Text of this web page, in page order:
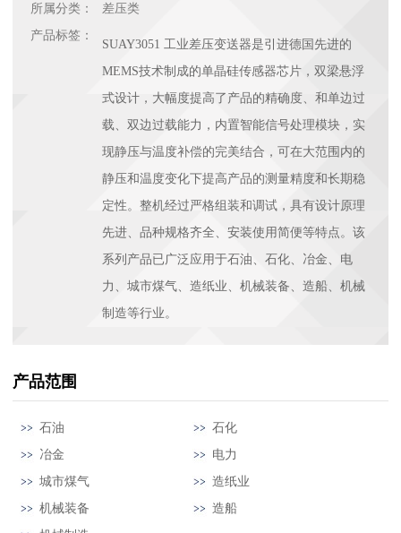
所属分类：
差压类
产品标签：
SUAY3051 工业差压变送器是引进德国先进的
MEMS技术制成的单晶硅传感器芯片，双梁悬浮
式设计，大幅度提高了产品的精确度、和单边过
载、双边过载能力，内置智能信号处理模块，实
现静压与温度补偿的完美结合，可在大范围内的
静压和温度变化下提高产品的测量精度和长期稳
定性。整机经过严格组装和调试，具有设计原理
先进、品种规格齐全、安装使用简便等特点。该
系列产品已广泛应用于石油、石化、冶金、电
力、城市煤气、造纸业、机械装备、造船、机械
制造等行业。
产品范围
石油
石化
冶金
电力
城市煤气
造纸业
机械装备
造船